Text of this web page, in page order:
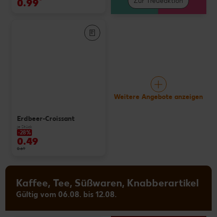
0.99
Erdbeer-Croissant
je Stück
-28%
0.49
0.69
Weitere Angebote anzeigen
Kaffee, Tee, Süßwaren, Knabberartikel
Gültig vom 06.08. bis 12.08.